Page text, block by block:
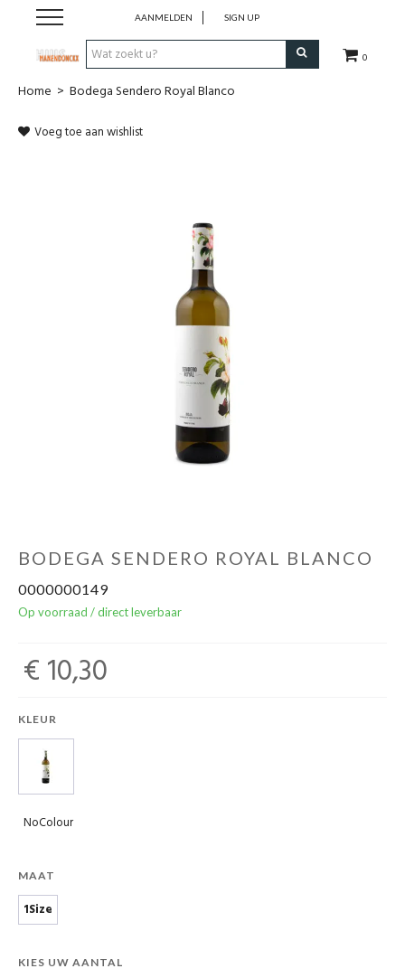
0
AANMELDEN SIGN UP
Wijnen
Geels Witteke De Maan's Jenever
Home > Bodega Sendero Royal Blanco
Voeg toe aan wishlist
BODEGA SENDERO ROYAL BLANCO
0000000149
Op voorraad / direct leverbaar
€ 10,30
KLEUR
NoColour
MAAT
1Size
KIES UW AANTAL